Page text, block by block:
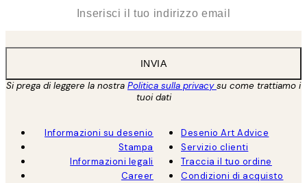
INVIA
Si prega di leggere la nostra Politica sulla privacysu come trattiamo i
tuoi dati
Informazioni su desenio
Stampa
Informazioni legali
Career
Desenio Art Advice
Servizio clienti
Traccia il tuo ordine
Condizioni di acquisto